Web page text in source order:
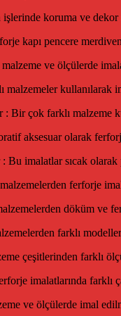
koruma ve
kapı pencere
ve ölçülerde
kullanılarak
Bir çok farklı malzeme
aksesuar olarak
imalatlar sıcak
ferforje
döküm ve
farklı
çeşitlerinden farklı
imalatlarında farklı
ve ölçülerde imal